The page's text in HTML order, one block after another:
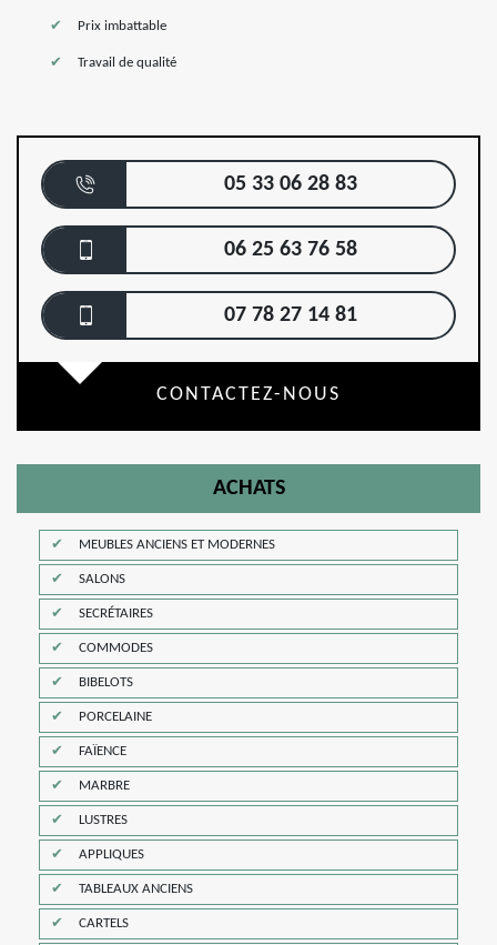
Prix imbattable
Travail de qualité
05 33 06 28 83
06 25 63 76 58
07 78 27 14 81
CONTACTEZ-NOUS
ACHATS
MEUBLES ANCIENS ET MODERNES
SALONS
SECRÉTAIRES
COMMODES
BIBELOTS
PORCELAINE
FAÏENCE
MARBRE
LUSTRES
APPLIQUES
TABLEAUX ANCIENS
CARTELS